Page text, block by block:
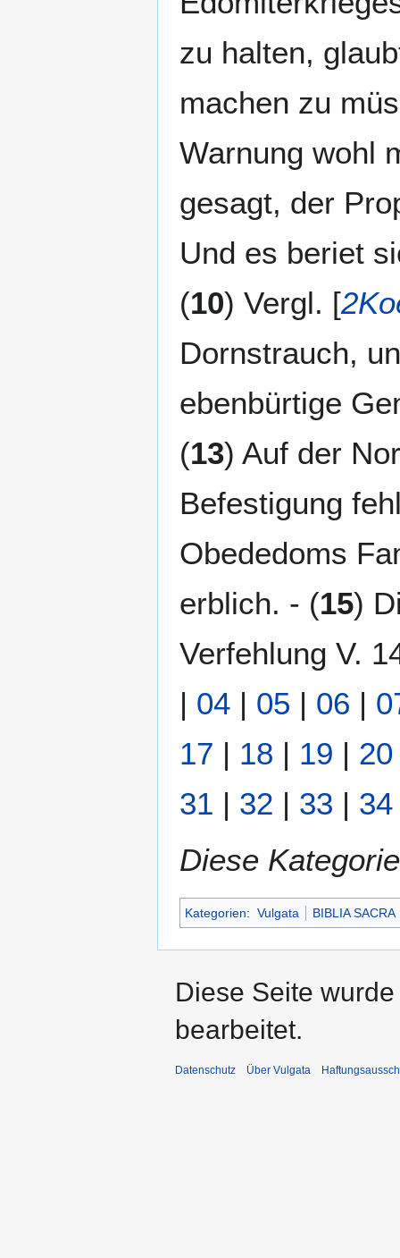
zu halten,
machen zu
Warnung wohl
gesagt, der
Und es beriet
(10) Vergl. [
Dornstrauch,
ebenbürtige
(13) Auf der
Befestigung
Obededoms
erblich. - (15)
Verfehlung V.
| 04 | 05 | 06 |
17 | 18 | 19 | 20
31 | 32 | 33 | 34
Diese
Kategorien: Vulgata BIBLIA SACRA
Diese Seite
bearbeitet.
Datenschutz Über Vulgata